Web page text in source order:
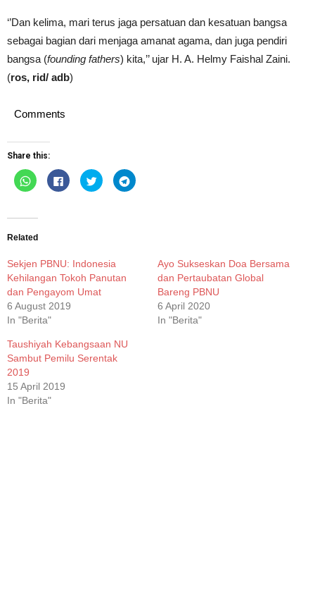
‘’Dan kelima, mari terus jaga persatuan dan kesatuan bangsa
sebagai bagian dari menjaga amanat agama, dan juga pendiri
bangsa (founding fathers) kita,’’ ujar H. A. Helmy Faishal Zaini.
(ros, rid/ adb)
Comments
Share this:
Click
to
share
(Opens
new
Click
to
share
Click
to
share
Click
to
Related
Sekjen PBNU: Indonesia
Kehilangan Tokoh Panutan
dan Pengayom Umat
6 August 2019
In "Berita"
Ayo Sukseskan Doa Bersama
dan Pertaubatan Global
Bareng PBNU
6 April 2020
In "Berita"
Taushiyah Kebangsaan NU
Sambut Pemilu Serentak
2019
15 April 2019
In "Berita"